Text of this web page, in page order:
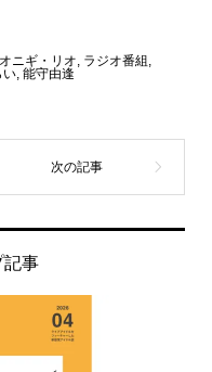
オニギ・リオ ラジオ番組
い, 能守由逢
記事